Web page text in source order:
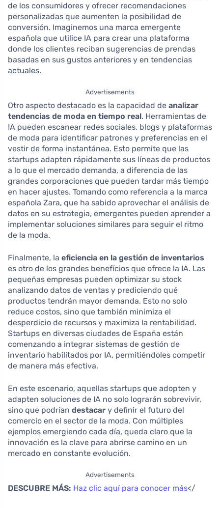
de los consumidores y ofrecer recomendaciones
personalizadas que aumenten la posibilidad de
conversión. Imaginemos una marca emergente
española que utilice IA para crear una plataforma
donde los clientes reciban sugerencias de prendas
basadas en sus gustos anteriores y en tendencias
actuales.
Advertisements
Otro aspecto destacado es la capacidad de analizar
tendencias de moda en tiempo real. Herramientas de
IA pueden escanear redes sociales, blogs y plataformas
de moda para identificar patrones y preferencias en el
vestir de forma instantánea. Esto permite que las
startups adapten rápidamente sus líneas de productos
a lo que el mercado demanda, a diferencia de las
grandes corporaciones que pueden tardar más tiempo
en hacer ajustes. Tomando como referencia a la marca
española Zara, que ha sabido aprovechar el análisis de
datos en su estrategia, emergentes pueden aprender a
implementar soluciones similares para seguir el ritmo
de la moda.
Finalmente, la eficiencia en la gestión de inventarios
es otro de los grandes benefícios que ofrece la IA. Las
pequeñas empresas pueden optimizar su stock
analizando datos de ventas y prediciendo qué
productos tendrán mayor demanda. Esto no solo
reduce costos, sino que también minimiza el
desperdicio de recursos y maximiza la rentabilidad.
Startups en diversas ciudades de España están
comenzando a integrar sistemas de gestión de
inventario habilitados por IA, permitiéndoles competir
de manera más efectiva.
En este escenario, aquellas startups que adopten y
adapten soluciones de IA no solo lograrán sobrevivir,
sino que podrían destacar y definir el futuro del
comercio en el sector de la moda. Con múltiples
ejemplos emergiendo cada día, queda claro que la
innovación es la clave para abrirse camino en un
mercado en constante evolución.
Advertisements
DESCUBRE MÁS: Haz clic aquí para conocer más</